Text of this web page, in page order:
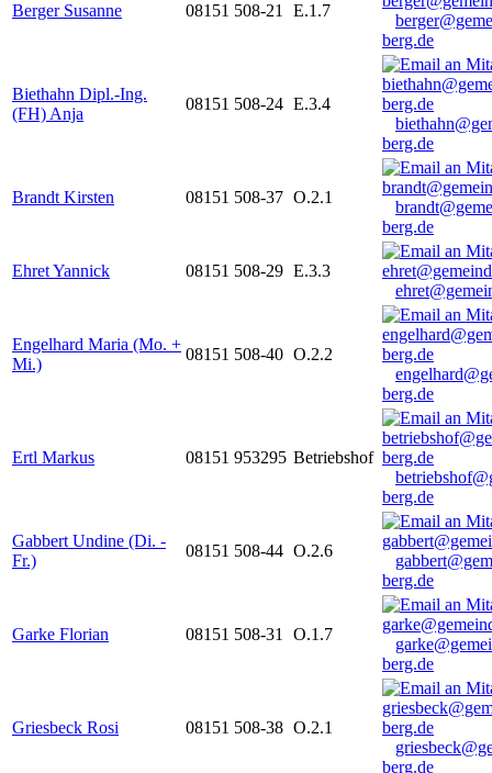
Berger Susanne 08151 508-21 E.1.7
berg.de
Biethahn Dipl.-Ing.
(FH) Anja
08151 508-24 E.3.4
berg.de
Brandt Kirsten 08151 508-37 O.2.1
berg.de
Ehret Yannick 08151 508-29 E.3.3
Engelhard Maria (Mo. +
Mi.)
08151 508-40 O.2.2
berg.de
Ertl Markus 08151 953295 Betriebshof
berg.de
Gabbert Undine (Di. -
Fr.)
08151 508-44 O.2.6
berg.de
Garke Florian 08151 508-31 O.1.7
berg.de
Griesbeck Rosi 08151 508-38 O.2.1
berg.de